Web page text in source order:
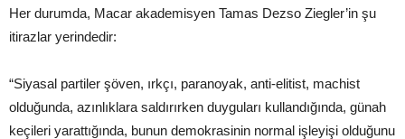
Her durumda, Macar akademisyen Tamas Dezso Ziegler’in şu
itirazlar yerindedir:
“Siyasal partiler şöven, ırkçı, paranoyak, anti-elitist, machist
olduğunda, azınlıklara saldırırken duyguları kullandığında, günah
keçileri yarattığında, bunun demokrasinin normal işleyişi olduğunu